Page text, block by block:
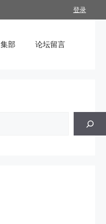
登录
集部 论坛留言